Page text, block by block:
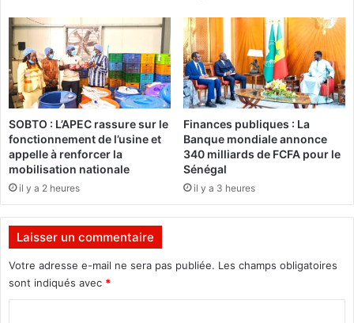
o
n
n
a
g
a
b
o
r
é
a
p
l
l
à
e
p
a
s
SOBTO : L’APEC rassure sur le
fonctionnement de l’usine et
appelle à renforcer la
mobilisation nationale
il y a 2 heures
Finances publiques : La
Banque mondiale annonce
340 milliards de FCFA pour le
Sénégal
il y a 3 heures
Laisser un commentaire
Votre adresse e-mail ne sera pas publiée. Les champs obligatoires
sont indiqués avec *